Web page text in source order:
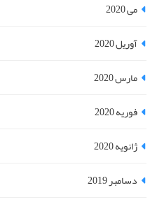
می 2020
آوریل 2020
مارس 2020
فوریه 2020
ژانویه 2020
دسامبر 2019